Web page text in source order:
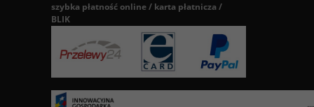
szybka płatność online / karta płatnicza /
BLIK